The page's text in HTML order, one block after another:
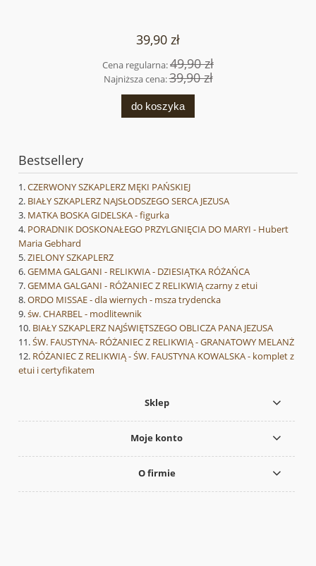
39,90 zł
Cena regularna:49,90 zł
Najniższa cena:39,90 zł
do koszyka
Bestsellery
CZERWONY SZKAPLERZ MĘKI PAŃSKIEJ
BIAŁY SZKAPLERZ NAJSŁODSZEGO SERCA JEZUSA
MATKA BOSKA GIDELSKA - figurka
PORADNIK DOSKONAŁEGO PRZYLGNIĘCIA DO MARYI - Hubert
Maria Gebhard
ZIELONY SZKAPLERZ
GEMMA GALGANI - RELIKWIA - DZIESIĄTKA RÓŻAŃCA
GEMMA GALGANI - RÓŻANIEC Z RELIKWIĄ czarny z etui
ORDO MISSAE - dla wiernych - msza trydencka
św. CHARBEL - modlitewnik
BIAŁY SZKAPLERZ NAJŚWIĘTSZEGO OBLICZA PANA JEZUSA
ŚW. FAUSTYNA- RÓŻANIEC Z RELIKWIĄ - GRANATOWY MELANŻ
RÓŻANIEC Z RELIKWIĄ - ŚW. FAUSTYNA KOWALSKA - komplet z
etui i certyfikatem
Sklep
Moje konto
O firmie